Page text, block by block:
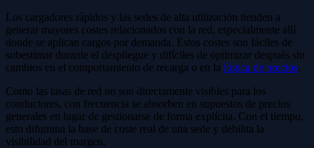
Los cargadores rápidos y las sedes de alta utilización tienden a
generar mayores costes relacionados con la red, especialmente allí
donde se aplican cargos por demanda. Estos costes son fáciles de
subestimar durante el despliegue y difíciles de optimizar después sin
cambios en el comportamiento de recarga o en la lógica de precios.
Como las tasas de red no son directamente visibles para los
conductores, con frecuencia se absorben en supuestos de precios
generales en lugar de gestionarse de forma explícita. Con el tiempo,
esto difumina la base de coste real de una sede y debilita la
visibilidad del margen.